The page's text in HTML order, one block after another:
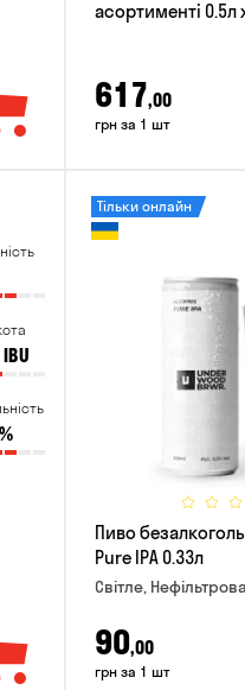
асортименті 0.5л
617,00
грн за 1 шт
IBU
%
Тільки онлайн
Пиво
Pure IPA 0.33л
Світле,
90,00
грн за 1 шт